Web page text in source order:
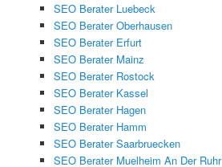
SEO Berater Luebeck
SEO Berater Oberhausen
SEO Berater Erfurt
SEO Berater Mainz
SEO Berater Rostock
SEO Berater Kassel
SEO Berater Hagen
SEO Berater Hamm
SEO Berater Saarbruecken
SEO Berater Muelheim An Der Ruhr